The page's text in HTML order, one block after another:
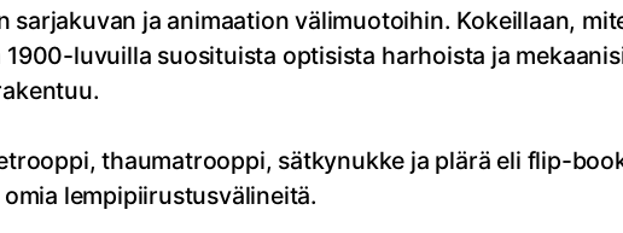
sarjakuvan ja animaation välimuotoihin. Kokeillaan,
luvuilla suosituista optisista harhoista ja
thaumatrooppi, sätkynukke ja plärä eli flip-
lempipiirustusvälineitä.